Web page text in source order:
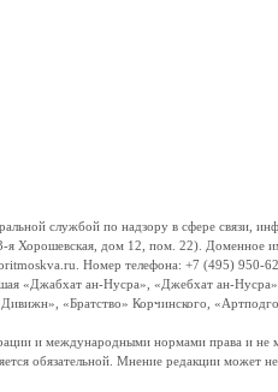
службой по надзору в сфере связи,
Хорошевская, дом 12, пом. 22). Доменное
Номер телефона: +7 (495) 950-
«Джабхат ан-Нусра», «Джебхат ан-
«Братство» Корчинского,
и международными нормами права и не
обязательной. Мнение редакции может